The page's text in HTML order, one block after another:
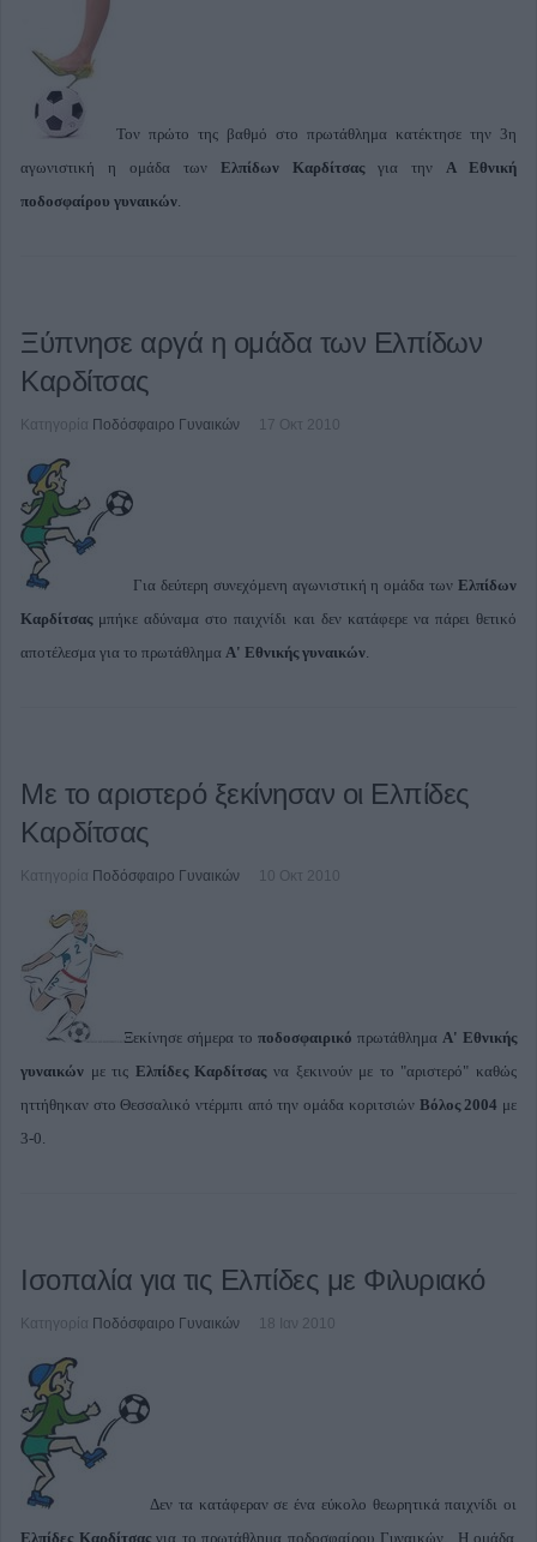
Τον πρώτο της βαθμό στο πρωτάθλημα κατέκτησε την 3η
αγωνιστική η ομάδα των Ελπίδων Καρδίτσαςγια την Α Εθνική
ποδοσφαίρου γυναικών.
Ξύπνησε αργά η ομάδα των Ελπίδων
Καρδίτσας
Κατηγορία Ποδόσφαιρο Γυναικών 17 Οκτ 2010
Για δεύτερη συνεχόμενη αγωνιστική η ομάδα των Ελπίδων
Καρδίτσας μπήκε αδύναμα στο παιχνίδι και δεν κατάφερε να πάρει θετικό
αποτέλεσμα για το πρωτάθλημα Α' Εθνικής γυναικών.
Με το αριστερό ξεκίνησαν οι Ελπίδες
Καρδίτσας
Κατηγορία Ποδόσφαιρο Γυναικών 10 Οκτ 2010
Ξεκίνησε σήμερα το ποδοσφαιρικό πρωτάθλημα Α' Εθνικής
γυναικών με τις Ελπίδες Καρδίτσαςνα ξεκινούν με το "αριστερό" καθώς
ηττήθηκαν στο Θεσσαλικό ντέρμπι από την ομάδα κοριτσιώνΒόλος 2004 με
3-0.
Ισοπαλία για τις Ελπίδες με Φιλυριακό
Κατηγορία Ποδόσφαιρο Γυναικών 18 Ιαν 2010
Δεν τα κατάφεραν σε ένα εύκολο θεωρητικά παιχνίδι οι
Ελπίδες Καρδίτσαςγια το πρωτάθλημα ποδοσφαίρου Γυναικών. Η ομάδα